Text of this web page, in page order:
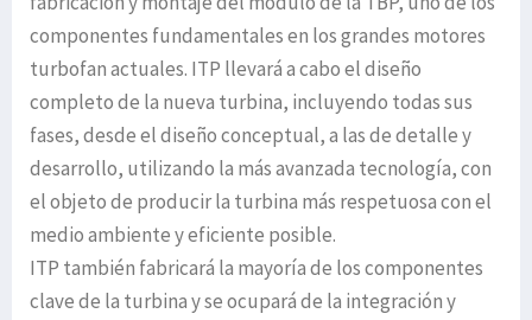
componentes fundamentales en los grandes motores
turbofan actuales. ITP llevará a cabo el diseño
completo de la nueva turbina, incluyendo todas sus
fases, desde el diseño conceptual, a las de detalle y
desarrollo, utilizando la más avanzada tecnología, con
el objeto de producir la turbina más respetuosa con el
medio ambiente y eficiente posible.
ITP también fabricará la mayoría de los componentes
clave de la turbina y se ocupará de la integración y